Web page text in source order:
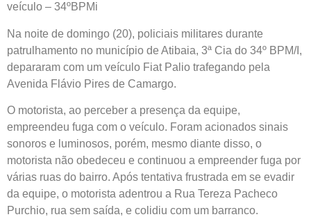
veículo – 34ºBPMi
Na noite de domingo (20), policiais militares durante
patrulhamento no município de Atibaia, 3ª Cia do 34º BPM/I,
depararam com um veículo Fiat Palio trafegando pela
Avenida Flávio Pires de Camargo.
O motorista, ao perceber a presença da equipe,
empreendeu fuga com o veículo. Foram acionados sinais
sonoros e luminosos, porém, mesmo diante disso, o
motorista não obedeceu e continuou a empreender fuga por
várias ruas do bairro. Após tentativa frustrada em se evadir
da equipe, o motorista adentrou a Rua Tereza Pacheco
Purchio, rua sem saída, e colidiu com um barranco.